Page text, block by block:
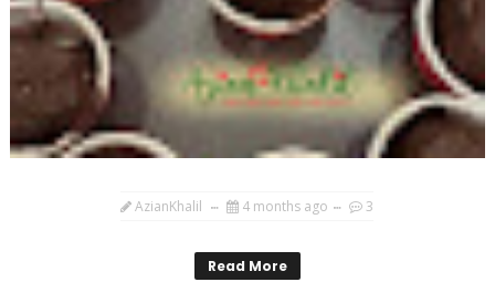
AzianKhalil 4 months ago 3
Read More